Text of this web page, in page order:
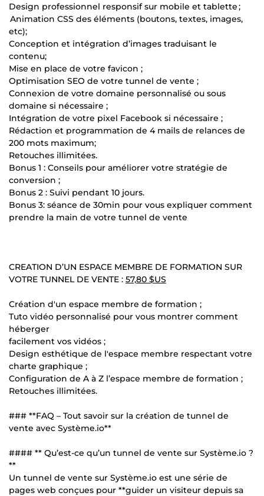
Design professionnel responsif sur mobile et tablette ;
Animation CSS des éléments (boutons, textes, images,
etc);
Conception et intégration d’images traduisant le
contenu;
Mise en place de votre favicon ;
Optimisation SEO de votre tunnel de vente ;
Connexion de votre domaine personnalisé ou sous
domaine si nécessaire ;
Intégration de votre pixel Facebook si nécessaire ;
Rédaction et programmation de 4 mails de relances de
200 mots maximum;
Retouches illimitées.
Bonus 1 : Conseils pour améliorer votre stratégie de
conversion ;
Bonus 2 : Suivi pendant 10 jours.
Bonus 3: séance de 30min pour vous expliquer comment
prendre la main de votre tunnel de vente
CREATION D’UN ESPACE MEMBRE DE FORMATION SUR
VOTRE TUNNEL DE VENTE : 57,80 $US
Création d'un espace membre de formation ;
Tuto vidéo personnalisé pour vous montrer comment
héberger
facilement vos vidéos ;
Design esthétique de l'espace membre respectant votre
charte graphique ;
Configuration de A à Z l’espace membre de formation ;
Retouches illimitées.
### **FAQ – Tout savoir sur la création de tunnel de
vente avec Système.io**
#### ** Qu’est-ce qu’un tunnel de vente sur Système.io ?
**
Un tunnel de vente sur Système.io est une série de
pages web conçues pour **guider un visiteur depuis sa